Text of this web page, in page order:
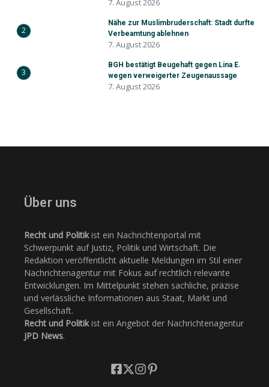
7. August 2026
2
Nähe zur Muslimbruderschaft: Stadt durfte
Verbeamtung ablehnen
7. August 2026
3
BGH bestätigt Beugehaft gegen Lina E.
wegen verweigerter Zeugenaussage
7. August 2026
Über uns
Recht und Politikist ein Nachrichtenportal mit
Schwerpunkt auf Justiz, Politik und Wirtschaft. Die
Redaktion veröffentlicht aktuelle Meldungen im Stil einer
Nachrichtenagentur mit Fokus auf rechtlich relevante
Entwicklungen. Im Mittelpunkt stehen sachliche, präzise
und verlässliche Informationen aus Staat, Markt und
Gesellschaft.
Recht und Politikist ein Angebot der Nachrichtenagentur
JPD News.